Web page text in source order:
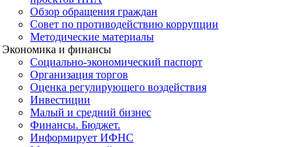
Обзор обращения граждан
Совет по противодействию коррупции
Методические материалы
Экономика и финансы
Социально-экономический паспорт
Организация торгов
Оценка регулирующего воздействия
Инвестиции
Малый и средний бизнес
Финансы. Бюджет.
Информирует ИФНС